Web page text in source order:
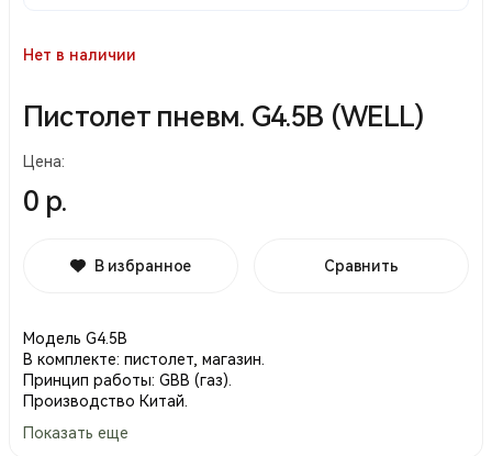
Нет в наличии
Пистолет пневм. G4.5В (WELL)
Цена:
0 р.
В избранное Сравнить
Модель G4.5В
В комплекте: пистолет, магазин.
Принцип работы: GBB (газ).
Производство Китай.
Показать еще